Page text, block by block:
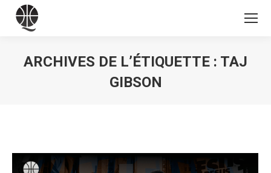
ARCHIVES DE L’ÉTIQUETTE : TAJ
GIBSON